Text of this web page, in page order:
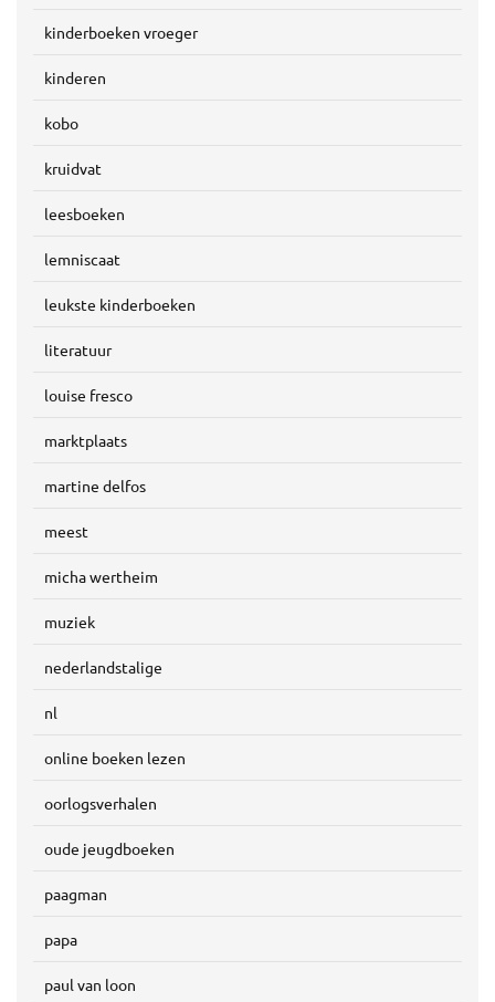
kinderboeken vroeger
kinderen
kobo
kruidvat
leesboeken
lemniscaat
leukste kinderboeken
literatuur
louise fresco
marktplaats
martine delfos
meest
micha wertheim
muziek
nederlandstalige
nl
online boeken lezen
oorlogsverhalen
oude jeugdboeken
paagman
papa
paul van loon